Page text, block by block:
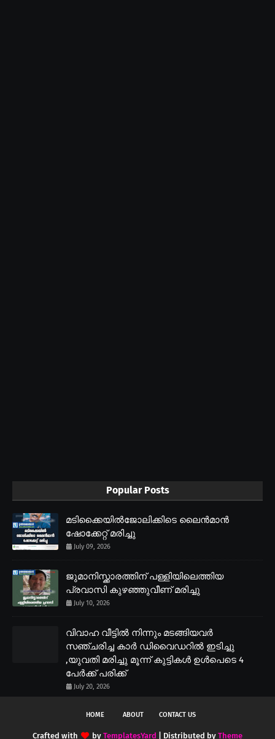
Popular Posts
മടിക്കൈയിൽജോലിക്കിടെ ലൈൻമാൻ
ഷോക്കേറ്റ് മരിച്ചു
July 09, 2026
ജുമാനിസ്ക്കാരത്തിന് പള്ളിയിലെത്തിയ
പ്രവാസി കുഴഞ്ഞുവീണ് മരിച്ചു
July 10, 2026
വിവാഹ വീട്ടിൽ നിന്നും മടങ്ങിയവർ
സഞ്ചരിച്ച കാർ ഡിവൈഡറിൽ ഇടിച്ചു
,യുവതി മരിച്ചു മൂന്ന് കുട്ടികൾ ഉൾപെടെ 4
പേർക്ക് പരിക്ക്
July 20, 2026
HOME ABOUT CONTACT US
Crafted with by TemplatesYard | Distributed by Theme